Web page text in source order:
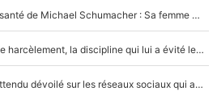
Nouvelle rumeur autour de la santé de Michael Schumacher : Sa femme Corinna sort du silence
F1 - Lewis Hamilton victime de harcèlement, la discipline qui lui a évité le pire : «J'aurais probablement mal tourné»
Lewis Hamilton : Le talent inattendu dévoilé sur les réseaux sociaux qui a impressionné Kim Kardashian pendant leurs vacances en amoureux !